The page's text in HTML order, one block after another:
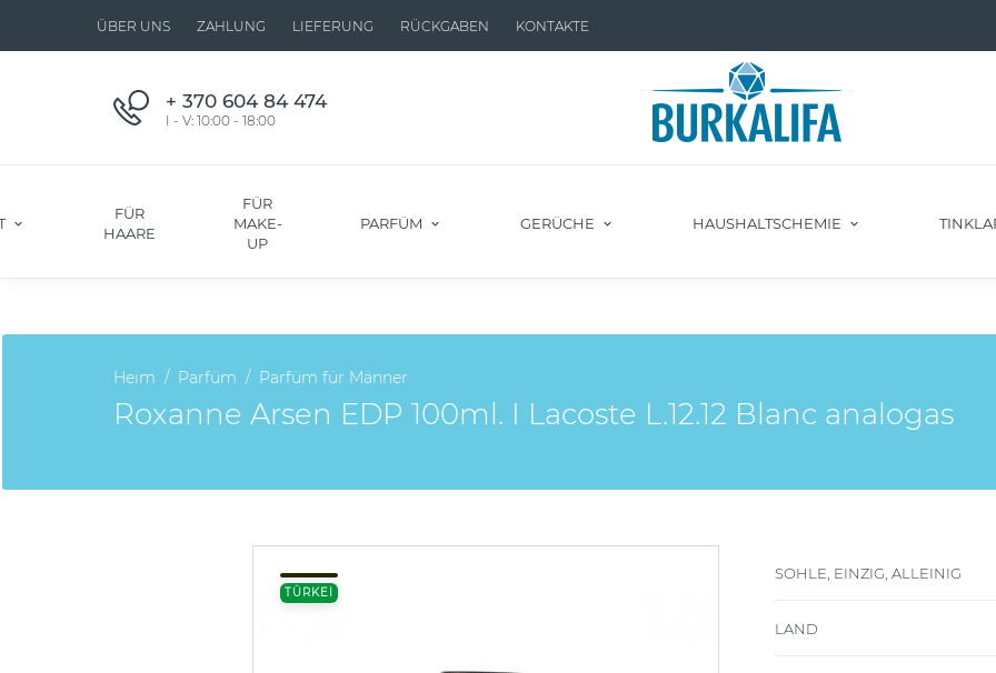
ÜBER UNS ZAHLUNG LIEFERUNG RÜCKGABEN KONTAKTE
+ 370 604 84 474
I - V: 10:00 - 18:00
FÜR
HAARE
FÜR
MAKE-
UP
PARFÜM GERÜCHE HAUSHALTSCHEMIE
Heim Parfüm Parfüm für Männer
Roxanne Arsen EDP 100ml. I Lacoste L.12.12 Blanc analogas
TÜRKEI
SOHLE, EINZIG, ALLEINIG
LAND